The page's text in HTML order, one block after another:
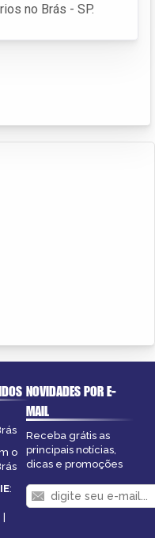
no Brás - SP.
o
:
|
NOVIDADES POR E-
MAIL
Receba grátis as
principais notícias,
dicas e promoções